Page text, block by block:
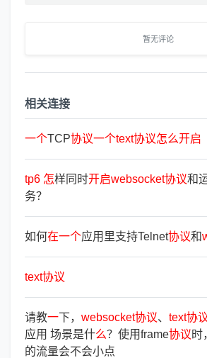
暂无评论
相关连接
一个TCP协议一个text协议怎么开启
tp6 怎样同时开启websocket协议和
务？
如何在一个应用里支持Telnet协议和
text协议
请教一下， websocket协议、 text协
应用 场景是什么？使用frame协议时
的流量会不会小点